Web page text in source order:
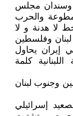
وسندان مجلس
والحرب
لا هدنة و لا
وفلسطين
إيران يحاول
كلمة
وجنوب لبنان
إسرائيلي